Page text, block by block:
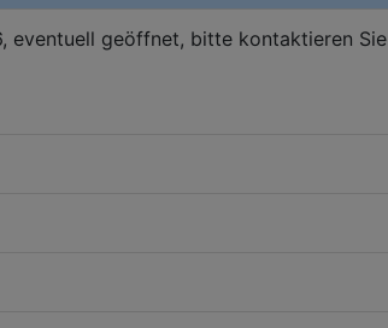
eventuell geöffnet, bitte kontaktieren